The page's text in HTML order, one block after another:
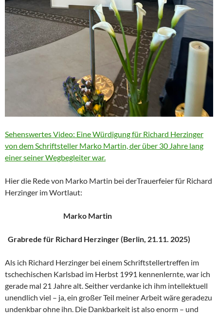
Sehenswertes Video: Eine Würdigung für Richard Herzinger
von dem Schriftsteller Marko Martin, der über 30 Jahre lang
einer seiner Wegbegleiter war.
Hier die Rede von Marko Martin bei derTrauerfeier für Richard
Herzinger im Wortlaut:
Marko Martin
Grabrede für Richard Herzinger (Berlin, 21.11. 2025)
Als ich Richard Herzinger bei einem Schriftstellertreffen im
tschechischen Karlsbad im Herbst 1991 kennenlernte, war ich
gerade mal 21 Jahre alt. Seither verdanke ich ihm intellektuell
unendlich viel – ja, ein großer Teil meiner Arbeit wäre geradezu
undenkbar ohne ihn. Die Dankbarkeit ist also enorm – und